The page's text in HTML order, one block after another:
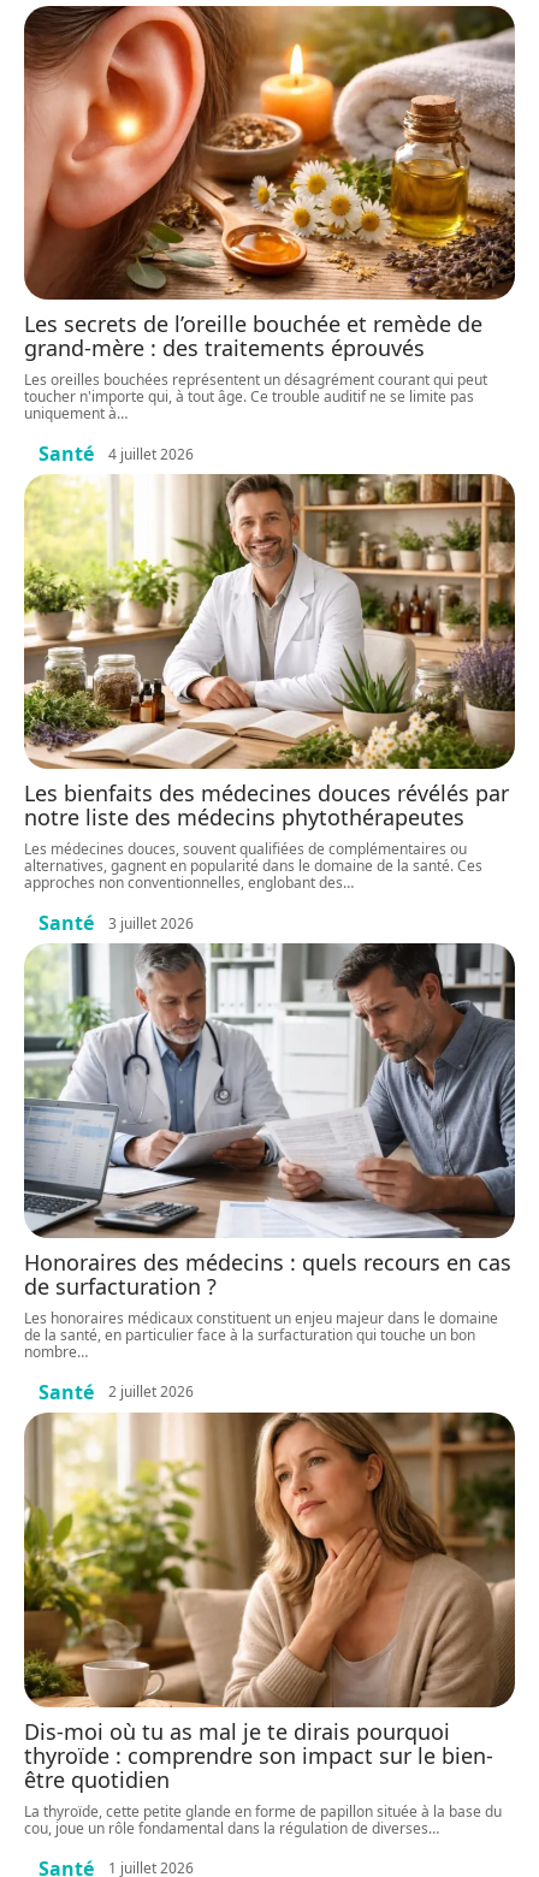
Les secrets de l’oreille bouchée et remède de
grand-mère : des traitements éprouvés
Les oreilles bouchées représentent un désagrément courant qui peut
toucher n'importe qui, à tout âge. Ce trouble auditif ne se limite pas
uniquement à…
Santé 4 juillet 2026
Les bienfaits des médecines douces révélés par
notre liste des médecins phytothérapeutes
Les médecines douces, souvent qualifiées de complémentaires ou
alternatives, gagnent en popularité dans le domaine de la santé. Ces
approches non conventionnelles, englobant des…
Santé 3 juillet 2026
Honoraires des médecins : quels recours en cas
de surfacturation ?
Les honoraires médicaux constituent un enjeu majeur dans le domaine
de la santé, en particulier face à la surfacturation qui touche un bon
nombre…
Santé 2 juillet 2026
Dis-moi où tu as mal je te dirais pourquoi
thyroïde : comprendre son impact sur le bien-
être quotidien
La thyroïde, cette petite glande en forme de papillon située à la base du
cou, joue un rôle fondamental dans la régulation de diverses…
Santé 1 juillet 2026